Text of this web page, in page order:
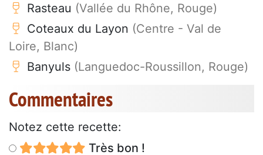
Rasteau (Vallée du Rhône, Rouge)
Coteaux du Layon (Centre - Val de
Loire, Blanc)
Banyuls (Languedoc-Roussillon, Rouge)
Commentaires
Notez cette recette:
Très bon !